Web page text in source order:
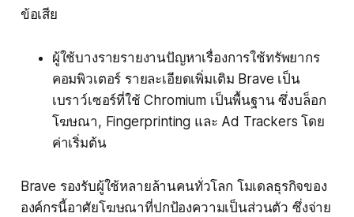
ข้อเสีย
ผู้ใช้บางรายรายงานปัญหาเรื่องการใช้ทรัพยากร
คอมพิวเตอร์ รายละเอียดเพิ่มเติม Brave เป็น
เบราว์เซอร์ที่ใช้ Chromium เป็นพื้นฐาน ซึ่งบล็อก
โฆษณา, Fingerprinting และ Ad Trackers โดย
ค่าเริ่มต้น
Brave รองรับผู้ใช้หลายล้านคนทั่วโลก โมเดลธุรกิจของ
องค์กรนี้อาศัยโฆษณาที่ปกป้องความเป็นส่วนตัว ซึ่งจ่าย